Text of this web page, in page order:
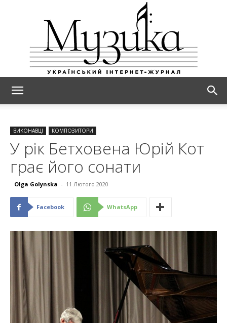
ВИКОНАВЦІ КОМПОЗИТОРИ
У рік Бетховена Юрій Кот
грає його сонати
Olga Golynska - 11 Лютого 2020
Facebook WhatsApp